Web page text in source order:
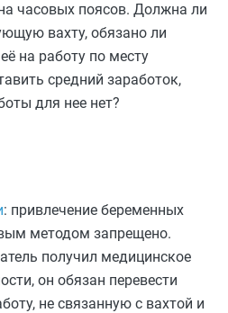
часовых поясов. Должна ли
вахту, обязано ли
на работу по месту
средний заработок,
для нее нет?
: привлечение беременных
методом запрещено.
получил медицинское
он обязан перевести
не связанную с вахтой и